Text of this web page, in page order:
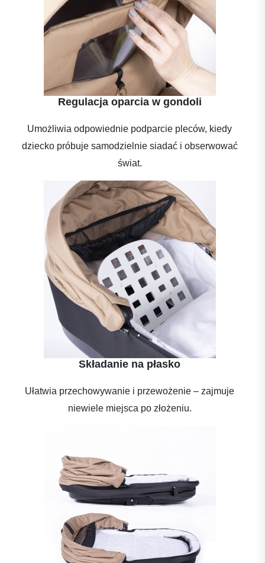
Regulacja oparcia w gondoli
Umożliwia odpowiednie podparcie pleców, kiedy
dziecko próbuje samodzielnie siadać i obserwować
świat.
Składanie na płasko
Ułatwia przechowywanie i przewożenie – zajmuje
niewiele miejsca po złożeniu.